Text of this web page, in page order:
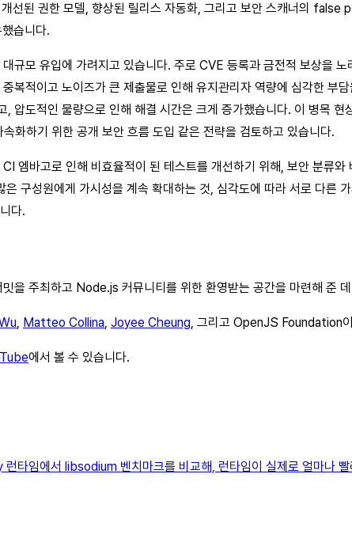
개선된 권한 모델, 향상된 릴리스 자동화, 그리고 보안 스캐너의
습니다.
규모 유입에 가려지고 있습니다. 주로 CVE 등록과 금전적 보상을
복적이고 노이즈가 큰 제출물로 인해 유지관리자 역량에 심각한
압도적인 물량으로 인해 해결 시간은 크게 증가했습니다. 이 병목
화하기 위한 공개 보안 흐름 도입 같은 전략을 검토하고 있습니다.
엠바고로 인해 비효율적이 된 테스트를 개선하기 위해, 보안 분류
구성원에게 가시성을 계속 확대하는 것, 심각도에 따라 서로 다
다.
밋을 주최하고 Node.js 커뮤니티를 위한 환영받는 공간을 마련해 준
, Matteo Collina, Joyee Cheung, 그리고 OpenJS Foundation
에서 볼 수 있습니다.
임에서 libsodium 벤치마크를 비교해, 런타임이 실제로 얼마나 빨